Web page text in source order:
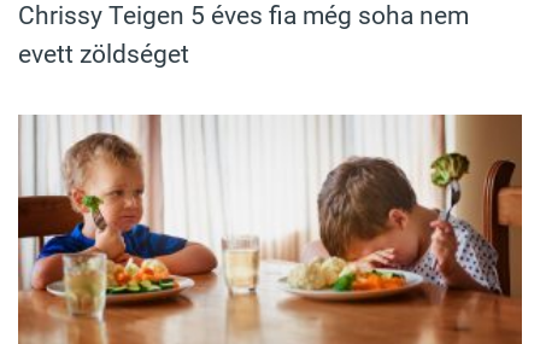
Chrissy Teigen 5 éves fia még soha nem
evett zöldséget